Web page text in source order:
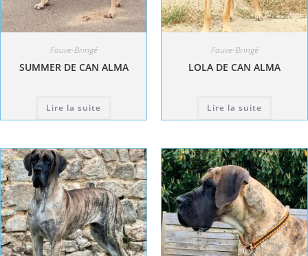
Fauve-Bringé
SUMMER DE CAN ALMA
Lire la suite
Fauve-Bringé
LOLA DE CAN ALMA
Lire la suite